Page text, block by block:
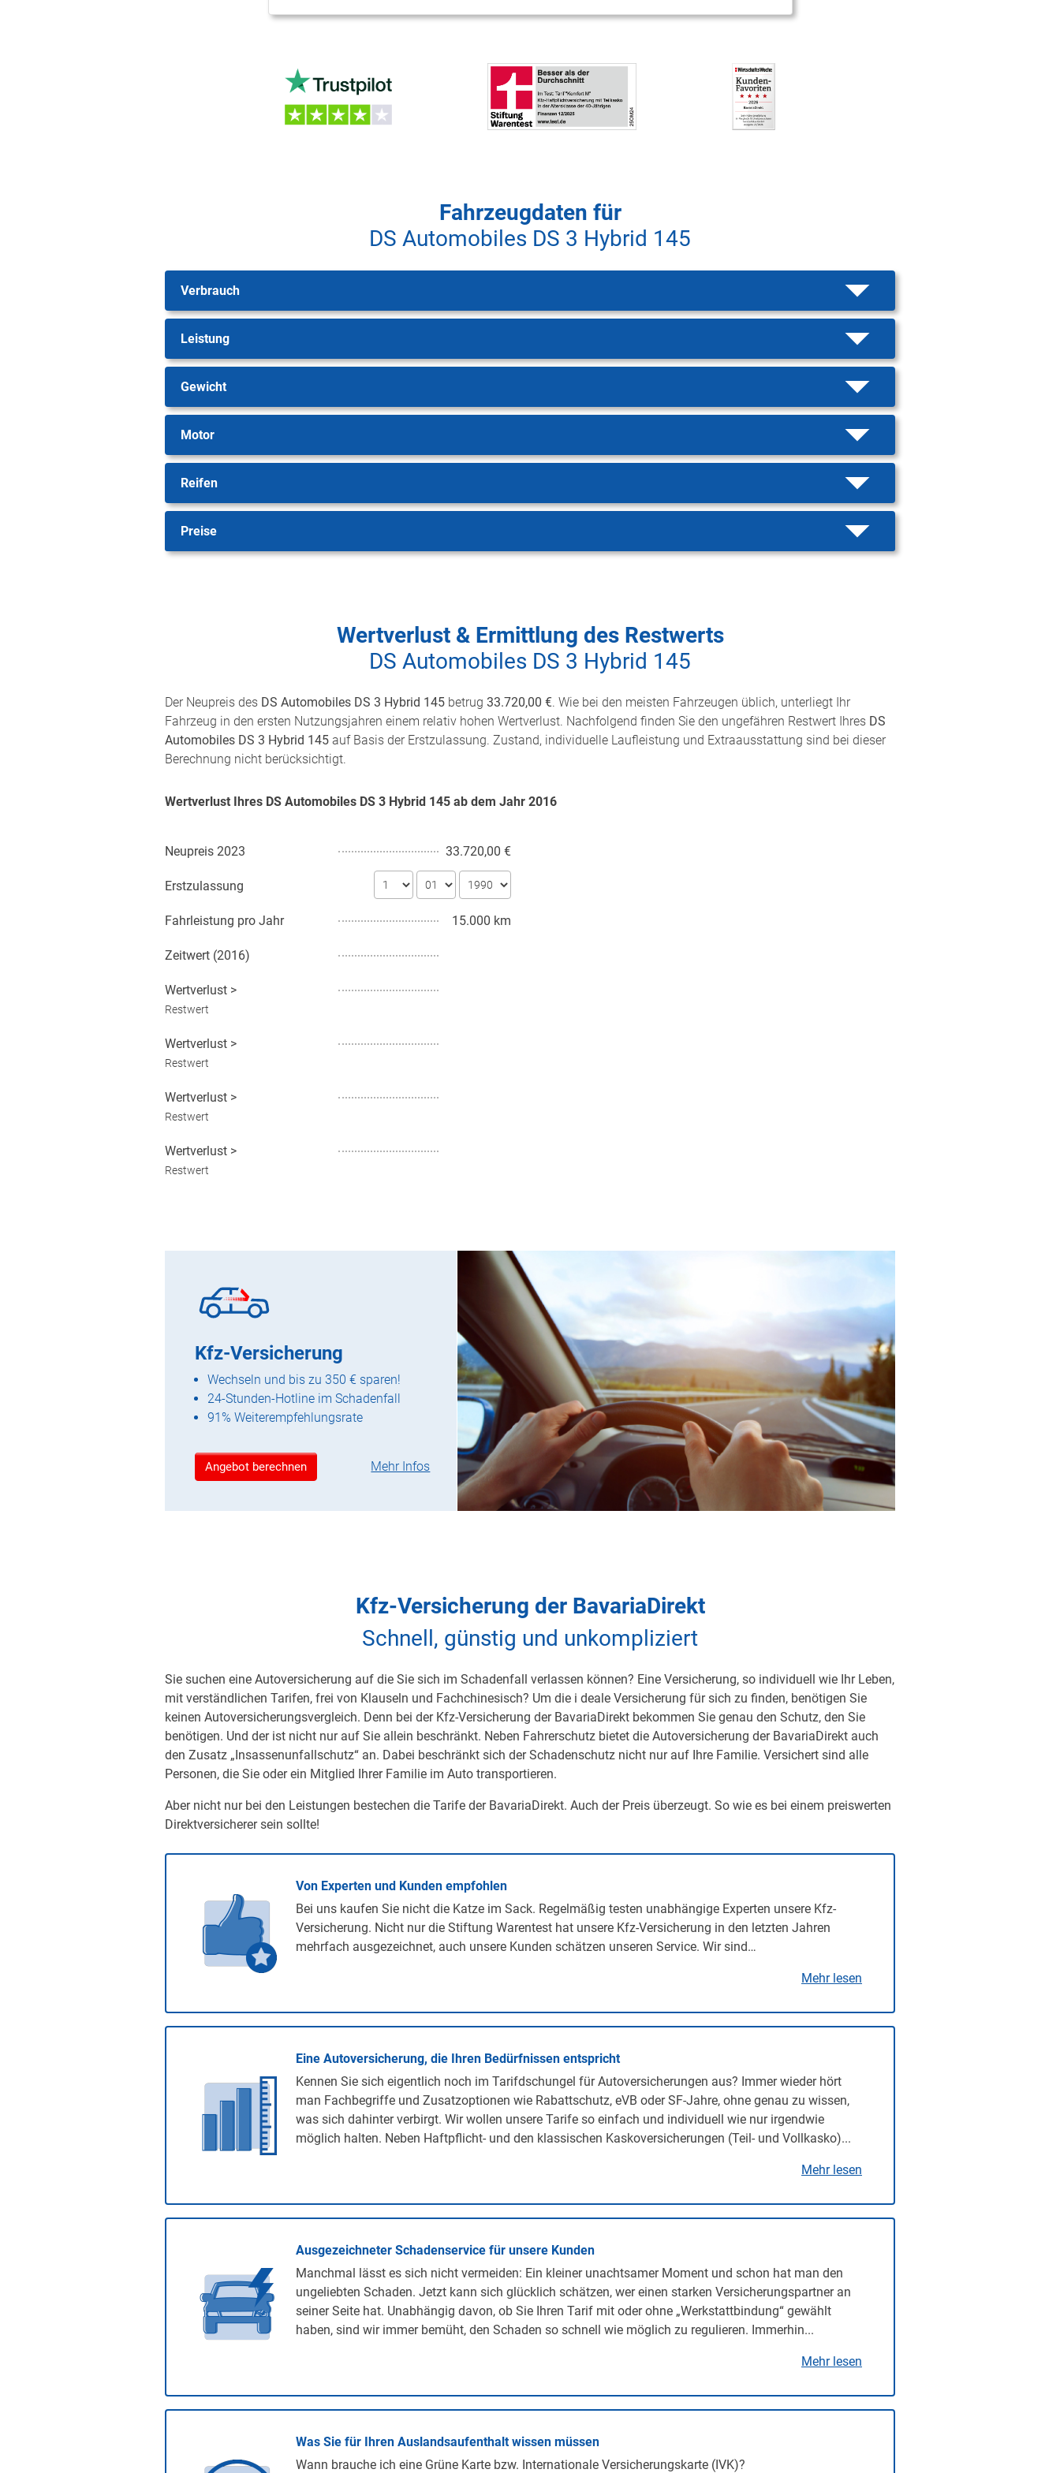
Fahrzeugdaten für
DS Automobiles DS 3 Hybrid 145
Verbrauch
Leistung
Gewicht
Motor
Reifen
Preise
Wertverlust & Ermittlung des Restwerts
DS Automobiles DS 3 Hybrid 145
Der Neupreis des DS Automobiles DS 3 Hybrid 145 betrug 33.720,00 €. Wie bei den meisten Fahrzeugen üblich, unterliegt Ihr
Fahrzeug in den ersten Nutzungsjahren einem relativ hohen Wertverlust. Nachfolgend finden Sie den ungefähren Restwert Ihres DS
Automobiles DS 3 Hybrid 145 auf Basis der Erstzulassung. Zustand, individuelle Laufleistung und Extraausstattung sind bei dieser
Berechnung nicht berücksichtigt.
Wertverlust Ihres DS Automobiles DS 3 Hybrid 145 ab dem Jahr 2016
Neupreis 2023 33.720,00 €
Erstzulassung
Fahrleistung pro Jahr 15.000 km
Zeitwert (2016)
Wertverlust >
Restwert
Wertverlust >
Restwert
Wertverlust >
Restwert
Wertverlust >
Restwert
Kfz-Versicherung
Wechseln und bis zu 350 € sparen!
24-Stunden-Hotline im Schadenfall
91% Weiterempfehlungsrate
Angebot berechnen Mehr Infos
Kfz-Versicherung der BavariaDirekt
Schnell, günstig und unkompliziert
Sie suchen eine Autoversicherung auf die Sie sich im Schadenfall verlassen können? Eine Versicherung, so individuell wie Ihr Leben,
mit verständlichen Tarifen, frei von Klauseln und Fachchinesisch? Um die i deale Versicherung für sich zu finden, benötigen Sie
keinen Autoversicherungsvergleich. Denn bei der Kfz-Versicherung der BavariaDirekt bekommen Sie genau den Schutz, den Sie
benötigen. Und der ist nicht nur auf Sie allein beschränkt. Neben Fahrerschutz bietet die Autoversicherung der BavariaDirekt auch
den Zusatz „Insassenunfallschutz“ an. Dabei beschränkt sich der Schadenschutz nicht nur auf Ihre Familie. Versichert sind alle
Personen, die Sie oder ein Mitglied Ihrer Familie im Auto transportieren.
Aber nicht nur bei den Leistungen bestechen die Tarife der BavariaDirekt. Auch der Preis überzeugt. So wie es bei einem preiswerten
Direktversicherer sein sollte!
Von Experten und Kunden empfohlen
Bei uns kaufen Sie nicht die Katze im Sack. Regelmäßig testen unabhängige Experten unsere Kfz-
Versicherung. Nicht nur die Stiftung Warentest hat unsere Kfz-Versicherung in den letzten Jahren
mehrfach ausgezeichnet, auch unsere Kunden schätzen unseren Service. Wir sind…
Mehr lesen
Eine Autoversicherung, die Ihren Bedürfnissen entspricht
Kennen Sie sich eigentlich noch im Tarifdschungel für Autoversicherungen aus? Immer wieder hört
man Fachbegriffe und Zusatzoptionen wie Rabattschutz, eVB oder SF-Jahre, ohne genau zu wissen,
was sich dahinter verbirgt. Wir wollen unsere Tarife so einfach und individuell wie nur irgendwie
möglich halten. Neben Haftpflicht- und den klassischen Kaskoversicherungen (Teil- und Vollkasko)...
Mehr lesen
Ausgezeichneter Schadenservice für unsere Kunden
Manchmal lässt es sich nicht vermeiden: Ein kleiner unachtsamer Moment und schon hat man den
ungeliebten Schaden. Jetzt kann sich glücklich schätzen, wer einen starken Versicherungspartner an
seiner Seite hat. Unabhängig davon, ob Sie Ihren Tarif mit oder ohne „Werkstattbindung“ gewählt
haben, sind wir immer bemüht, den Schaden so schnell wie möglich zu regulieren. Immerhin...
Mehr lesen
Was Sie für Ihren Auslandsaufenthalt wissen müssen
Wann brauche ich eine Grüne Karte bzw. Internationale Versicherungskarte (IVK)?